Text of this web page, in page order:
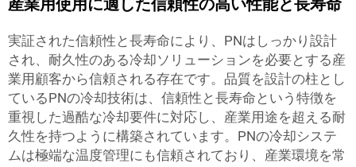
産業用使用に適した信頼性の高い性能と長寿命
実証された信頼性と長寿命により、PNはしっかり設計
され、耐久性のある冷却ソリューションを必要とする産
業用顧客から信頼される存在です。品質を設計の柱とし
ているPNの冷却技術は、信頼性と長寿命という特徴を
重視した過酷な冷却要件に対応し、産業用途を超える耐
久性を持つように構築されています。PNの冷却システ
ムは極端な温度管理にも信頼されており、産業環境を常